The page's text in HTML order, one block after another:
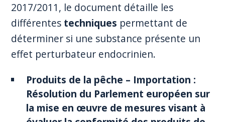
2017/2011, le document détaille les
différentes techniques permettant de
déterminer si une substance présente un
effet perturbateur endocrinien.
Produits de la pêche – Importation :
Résolution du Parlement européen sur
la mise en œuvre de mesures visant à